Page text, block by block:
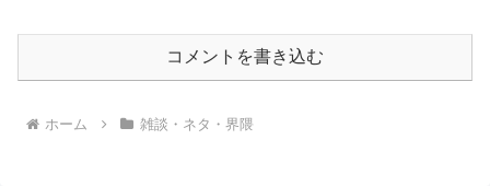
コメントを書き込む
ホーム 雑談・ネタ・界隈